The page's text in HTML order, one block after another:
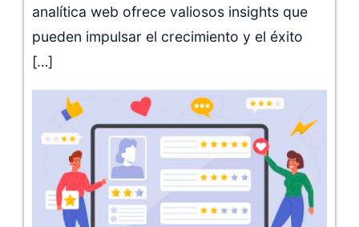
analítica web ofrece valiosos insights que
pueden impulsar el crecimiento y el éxito
[…]